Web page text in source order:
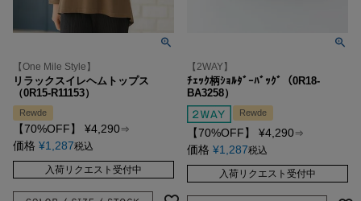
【One Mile Style】
リラックスイレヘムトップス
（0R15-R11153）
Rewde
【70%OFF】 ¥4,290⇒
価格 ¥1,287税込
入荷リクエスト受付中
【2WAY】
ﾁｪｯｸ柄ｼｮﾙﾀﾞｰﾊﾞｯｸﾞ（0R18-
BA3258）
Rewde
【70%OFF】 ¥4,290⇒
価格 ¥1,287税込
入荷リクエスト受付中